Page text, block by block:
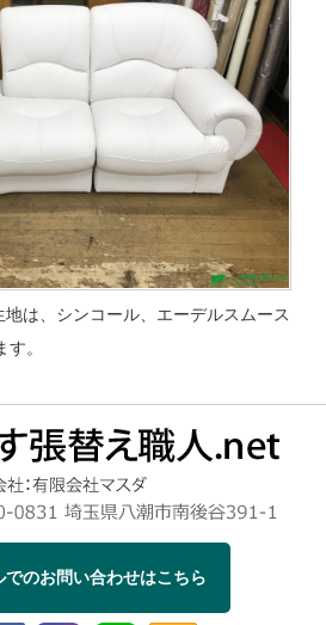
は、シンコール、エーデルスムース
。
でのお問い合わせはこちら